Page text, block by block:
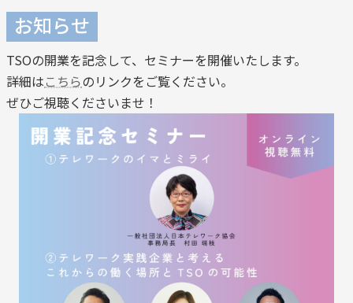
お知らせ
TSOの開業を記念して、セミナーを開催いたします。
詳細はこちらのリンクをご覧ください。
ぜひご視聴くださいませ！